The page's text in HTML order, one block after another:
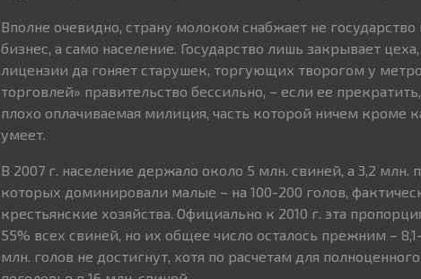
Вполне очевидно, страну молоком снабжает не
бизнес, а само население. Государство лишь закрывает
лицензии да гоняет старушек, торгующих творогом у
торговлей» правительство бессильно, – если ее
плохо оплачиваемая милиция, часть которой ничем кроме
умеет.
В 2007 г. население держало около 5 млн. свиней, а 3,2
которых доминировали малые – на 100-200 голов,
крестьянские хозяйства. Официально к 2010 г. эта
55% всех свиней, но их общее число осталось прежним –
млн. голов не достигнут, хотя по расчетам для